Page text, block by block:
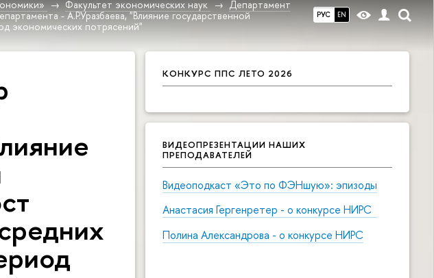
РУС EN
Факультет экономических наук
Департамент
- А.Р.Уразбаева, "Влияние государственной
экономических потрясений"
КОНКУРС ППС ЛЕТО 2026
ВИДЕОПРЕЗЕНТАЦИИ НАШИХ
ПРЕПОДАВАТЕЛЕЙ
Видеоподкаст «Это по ФЭНшую»: эпизоды
Анастасия Гергенретер - о конкурсе НИРС
Полина Александрова - о конкурсе НИРС